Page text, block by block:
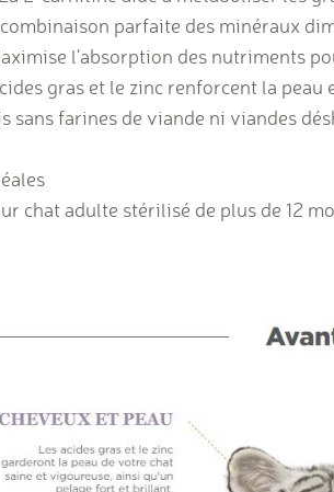
parfaite des minéraux
l'absorption des nutriments
gras et le zinc renforcent la
sans farines de viande ni viandes
chat adulte stérilisé de plus de 12